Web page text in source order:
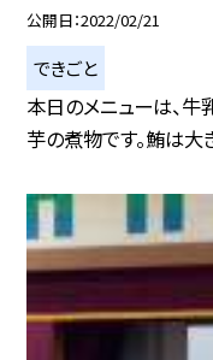
公開日 2022/02/21
できごと
本日のメニューは、牛
芋の煮物です。鮪は大